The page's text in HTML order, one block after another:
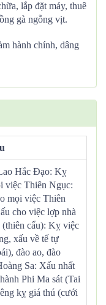
lắp đặt máy, thuê
gà ngỗng vịt.
hành chính, dâng
Hắc Đạo: Kỵ
việc Thiên Ngục:
mọi việc Thiên
cho việc lợp nhà
(thiên cẩu): Kỵ việc
xấu về tế tự
đào ao, đào
Sa: Xấu nhất
Phi Ma sát (Tai
kỵ giá thú (cưới